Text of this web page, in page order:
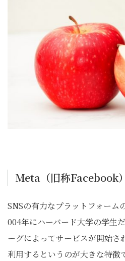
Meta（旧称Facebook）
SNSの有力なプラットフォー
004年にハーバード大学の学生
ーグによってサービスが開始さ
利用するというのが大きな特徴